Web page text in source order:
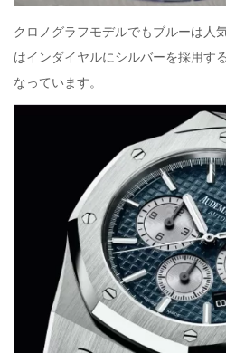
クロノグラフモデルでもブルーは人
はインダイヤルにシルバーを採用す
なっています。